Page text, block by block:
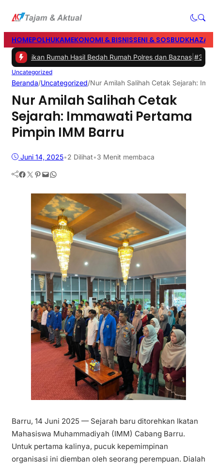
HOMEPOLHUKAMEKONOMI & BISNISSENI & SOSBUD
Rumah Hasil Bedah Rumah Polres dan Baznas|#3 -Bupati
Uncategorized
Beranda/Uncategorized/Nur Amilah Salihah Cetak Sejarah:
Nur Amilah Salihah Cetak
Sejarah: Immawati Pertama
Pimpin IMM Barru
Juni 14, 2025•2 Dilihat•3 Menit membaca
Facebook Twitter Pinterest Mail WhatsApp
Barru, 14 Juni 2025 — Sejarah baru ditorehkan Ikatan
Mahasiswa Muhammadiyah (IMM) Cabang Barru.
Untuk pertama kalinya, pucuk kepemimpinan
organisasi ini diemban oleh seorang perempuan. Dialah